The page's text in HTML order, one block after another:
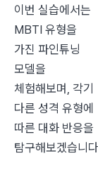
이번 실습에서는
MBTI 유형을
가진 파인튜닝
모델을
체험해보며, 각기
다른 성격 유형에
따른 대화 반응을
탐구해보겠습니